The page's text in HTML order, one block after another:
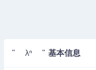
" λⁿ " 基本信息